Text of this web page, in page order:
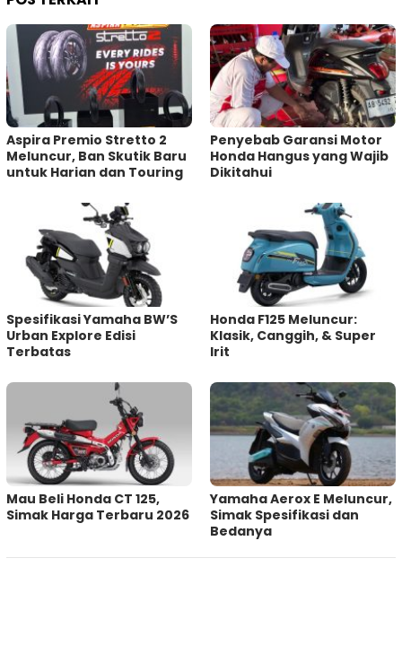
Aspira Premio Stretto 2
Meluncur, Ban Skutik Baru
untuk Harian dan Touring
Penyebab Garansi Motor
Honda Hangus yang Wajib
Dikitahui
Spesifikasi Yamaha BW’S
Urban Explore Edisi
Terbatas
Honda F125 Meluncur:
Klasik, Canggih, & Super
Irit
Mau Beli Honda CT 125,
Simak Harga Terbaru 2026
Yamaha Aerox E Meluncur,
Simak Spesifikasi dan
Bedanya